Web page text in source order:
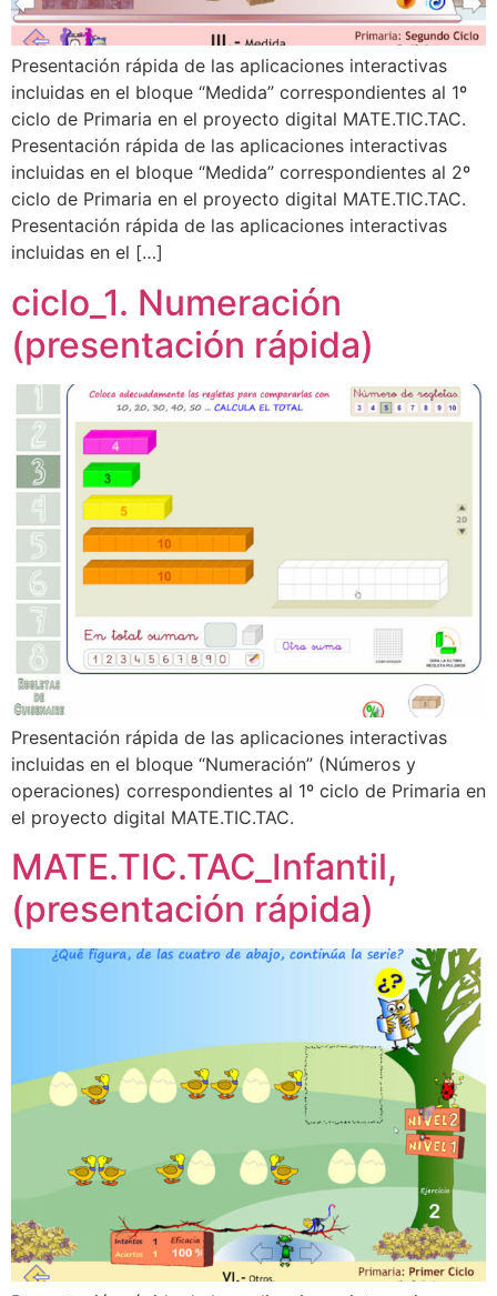
Presentación rápida de las aplicaciones interactivas
incluidas en el bloque “Medida” correspondientes al 1º
ciclo de Primaria en el proyecto digital MATE.TIC.TAC.
Presentación rápida de las aplicaciones interactivas
incluidas en el bloque “Medida” correspondientes al 2º
ciclo de Primaria en el proyecto digital MATE.TIC.TAC.
Presentación rápida de las aplicaciones interactivas
incluidas en el […]
ciclo_1. Numeración
(presentación rápida)
Presentación rápida de las aplicaciones interactivas
incluidas en el bloque “Numeración” (Números y
operaciones) correspondientes al 1º ciclo de Primaria en
el proyecto digital MATE.TIC.TAC.
MATE.TIC.TAC_Infantil,
(presentación rápida)